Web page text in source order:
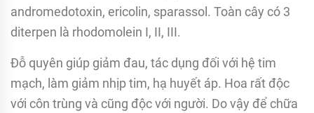
andromedotoxin, ericolin, sparassol. Toàn cây có 3
diterpen là rhodomolein I, II, III.
Đỗ quyên giúp giảm đau, tác dụng đối với hệ tim
mạch, làm giảm nhịp tim, hạ huyết áp. Hoa rất độc
với côn trùng và cũng độc với người. Do vậy để chữa